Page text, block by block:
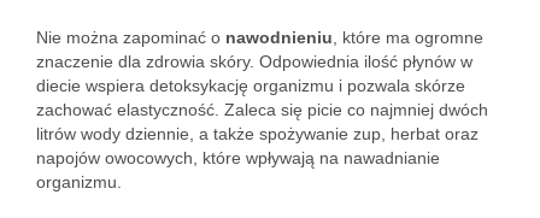
Nie można zapominać o nawodnieniu , które ma ogromne
znaczenie dla zdrowia skóry. Odpowiednia ilość płynów w
diecie wspiera detoksykację organizmu i pozwala skórze
zachować elastyczność. Zaleca się picie co najmniej dwóch
litrów wody dziennie, a także spożywanie zup, herbat oraz
napojów owocowych, które wpływają na nawadnianie
organizmu.